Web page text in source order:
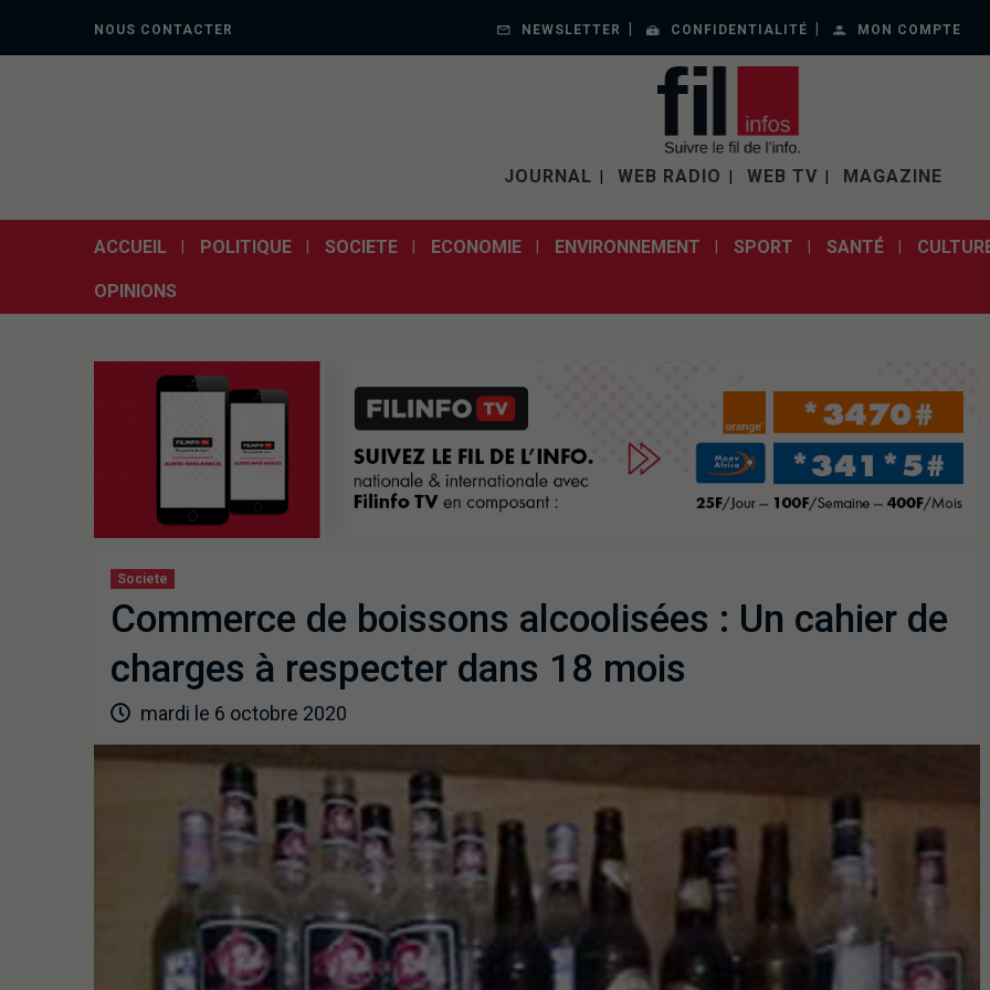
NOUS CONTACTER NEWSLETTER CONFIDENTIALITÉ MON COMPTE
JOURNAL WEB RADIO WEB TV MAGAZINE
ACCUEIL POLITIQUE SOCIETE ECONOMIE ENVIRONNEMENT SPORT SANTÉ
OPINIONS
Societe
Commerce de boissons alcoolisées : Un cahier de
charges à respecter dans 18 mois
mardi le 6 octobre 2020